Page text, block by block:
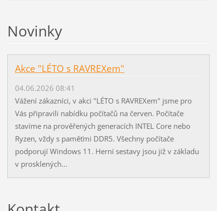
Novinky
Akce "LÉTO s RAVREXem"
04.06.2026 08:41
Vážení zákazníci, v akci "LÉTO s RAVREXem" jsme pro
Vás připravili nabídku počítačů na červen. Počítače
stavíme na prověřených generacích INTEL Core nebo
Ryzen, vždy s paměťmi DDR5. Všechny počítače
podporují Windows 11. Herní sestavy jsou již v základu
v prosklených...